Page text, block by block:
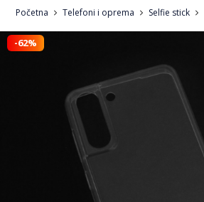
Početna Telefoni i oprema Selfie stick
-62%